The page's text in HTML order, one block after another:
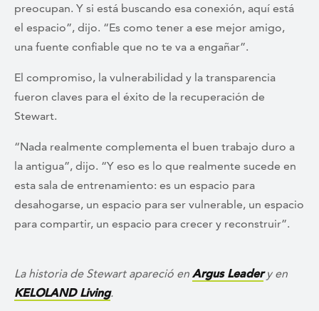
preocupan. Y si está buscando esa conexión, aquí está
el espacio”, dijo. “Es como tener a ese mejor amigo,
una fuente confiable que no te va a engañar”.
El compromiso, la vulnerabilidad y la transparencia
fueron claves para el éxito de la recuperación de
Stewart.
“Nada realmente complementa el buen trabajo duro a
la antigua”, dijo. “Y eso es lo que realmente sucede en
esta sala de entrenamiento: es un espacio para
desahogarse, un espacio para ser vulnerable, un espacio
para compartir, un espacio para crecer y reconstruir”.
La historia de Stewart apareció en Argus Leadery en
KELOLAND Living.